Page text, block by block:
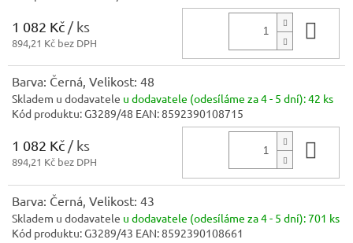
1 082 Kč / ks
894,21 Kč bez DPH
Barva: Černá, Velikost: 48
Skladem u dodavatele u dodavatele (odesíláme za 4 - 5 dní):42 ks
Kód produktu:G3289/48 EAN:8592390108715
1 082 Kč / ks
894,21 Kč bez DPH
Barva: Černá, Velikost: 43
Skladem u dodavatele u dodavatele (odesíláme za 4 - 5 dní):701 ks
Kód produktu:G3289/43 EAN:8592390108661